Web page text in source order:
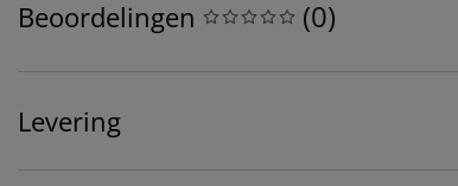
Beoordelingen (0)
Levering